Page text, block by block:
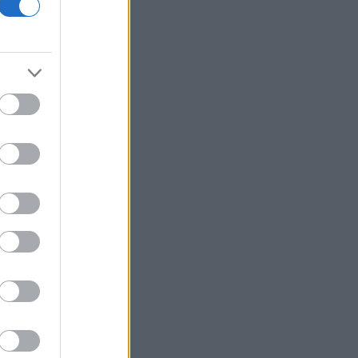
σηματοδοτεί την έναρξη μιας
Ενέργεια και τράπεζες οδηγούν την
τις εκτιμήσεις η Deutsche Bank
γνωρίζει κάθε οικογένεια πριν νοικιάσει
σπίτι
ο ιδιοκτήτης δεν τα καθαρίσει - Πώς
κινούνται δήμοι και ΠΣ, ποιος πληρώνει
τον λογαριασμό
Η χώρα που ζει το δημογραφικό μας
του πληθυσμού της μέχρι το 2070
χωροταξικό για τον τουρισμό
Βρετανία: Τα αχρησιμοποίητα